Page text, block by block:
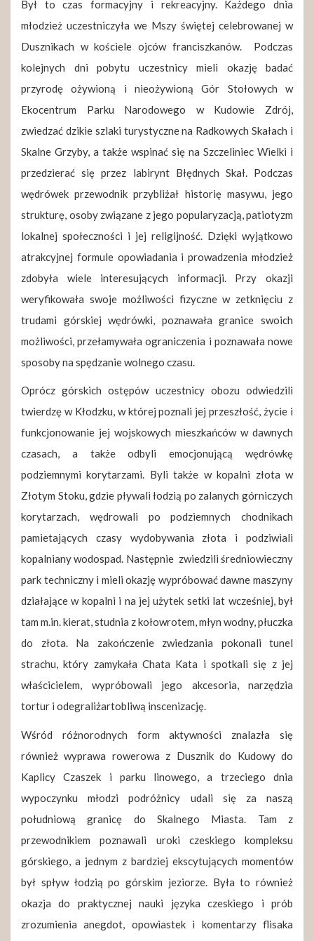
Był to czas formacyjny i rekreacyjny. Każdego dnia
młodzież uczestniczyła we Mszy świętej celebrowanej w
Dusznikach w kościele ojców franciszkanów. Podczas
kolejnych dni pobytu uczestnicy mieli okazję badać
przyrodę ożywioną i nieożywioną Gór Stołowych w
Ekocentrum Parku Narodowego w Kudowie Zdrój,
zwiedzać dzikie szlaki turystyczne na Radkowych Skałach i
Skalne Grzyby, a także wspinać się na Szczeliniec Wielki i
przedzierać się przez labirynt Błędnych Skał. Podczas
wędrówek przewodnik przybliżał historię masywu, jego
strukturę, osoby związane z jego popularyzacją, patiotyzm
lokalnej społeczności i jej religijność. Dzięki wyjątkowo
atrakcyjnej formule opowiadania i prowadzenia młodzież
zdobyła wiele interesujących informacji. Przy okazji
weryfikowała swoje możliwości fizyczne w zetknięciu z
trudami górskiej wędrówki, poznawała granice swoich
możliwości, przełamywała ograniczenia i poznawała nowe
sposoby na spędzanie wolnego czasu.
Oprócz górskich ostępów uczestnicy obozu odwiedzili
twierdzę w Kłodzku, w której poznali jej przeszłość, życie i
funkcjonowanie jej wojskowych mieszkańców w dawnych
czasach, a także odbyli emocjonującą wędrówkę
podziemnymi korytarzami. Byli także w kopalni złota w
Złotym Stoku, gdzie pływali łodzią po zalanych górniczych
korytarzach, wędrowali po podziemnych chodnikach
pamietających czasy wydobywania złota i podziwiali
kopalniany wodospad. Następnie zwiedzili średniowieczny
park techniczny i mieli okazję wypróbować dawne maszyny
działające w kopalni i na jej użytek setki lat wcześniej, był
tam m.in. kierat, studnia z kołowrotem, młyn wodny, płuczka
do złota. Na zakończenie zwiedzania pokonali tunel
strachu, który zamykała Chata Kata i spotkali się z jej
właścicielem, wypróbowali jego akcesoria, narzędzia
tortur i odegraliżartobliwą inscenizację.
Wśród różnorodnych form aktywności znalazła się
również wyprawa rowerowa z Dusznik do Kudowy do
Kaplicy Czaszek i parku linowego, a trzeciego dnia
wypoczynku młodzi podróżnicy udali się za naszą
południową granicę do Skalnego Miasta. Tam z
przewodnikiem poznawali uroki czeskiego kompleksu
górskiego, a jednym z bardziej ekscytujących momentów
był spływ łodzią po górskim jeziorze. Była to również
okazja do praktycznej nauki języka czeskiego i prób
zrozumienia anegdot, opowiastek i komentarzy flisaka